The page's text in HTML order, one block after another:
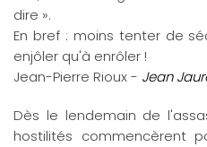
dire ».
En bref : moins tenter de
enjôler qu'à enrôler !
Jean-Pierre Rioux - Jean
Dès le lendemain de
hostilités commencèrent